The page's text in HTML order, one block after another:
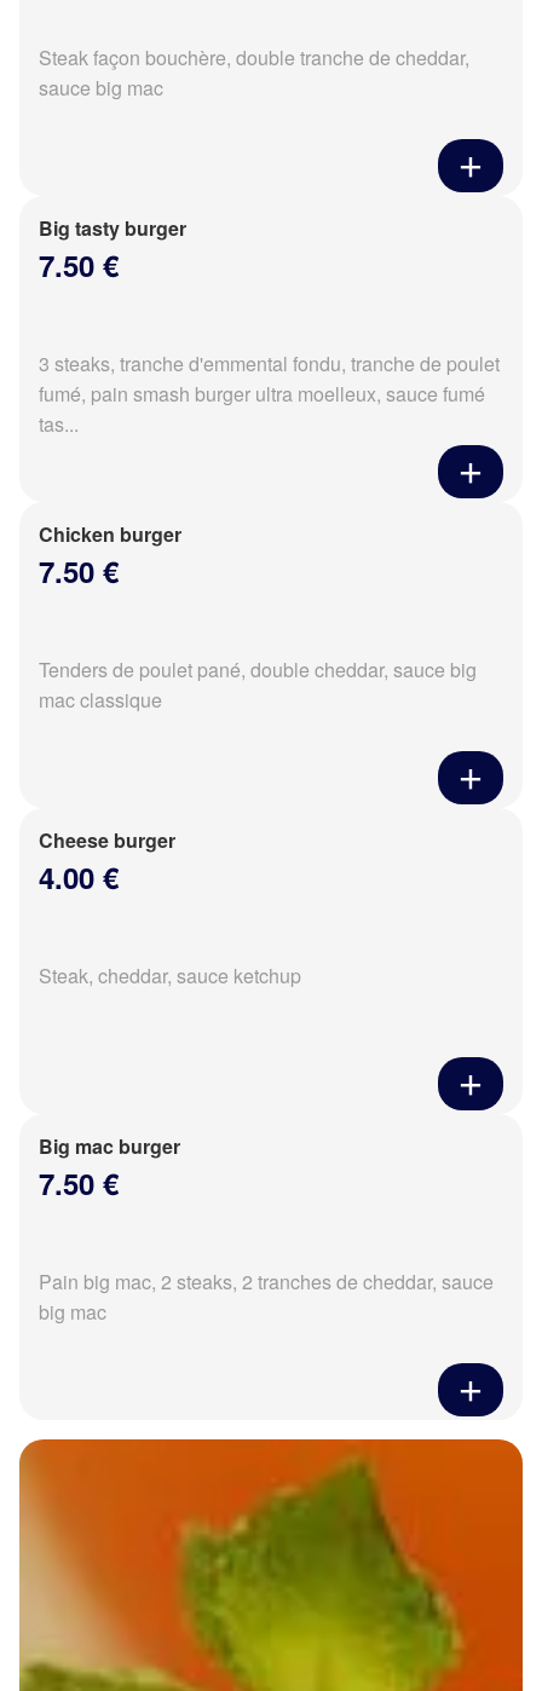
Steak façon bouchère, double tranche de cheddar,
sauce big mac
Big tasty burger
7.50 €
3 steaks, tranche d'emmental fondu, tranche de poulet
fumé, pain smash burger ultra moelleux, sauce fumé
tas...
Chicken burger
7.50 €
Tenders de poulet pané, double cheddar, sauce big
mac classique
Cheese burger
4.00 €
Steak, cheddar, sauce ketchup
Big mac burger
7.50 €
Pain big mac, 2 steaks, 2 tranches de cheddar, sauce
big mac